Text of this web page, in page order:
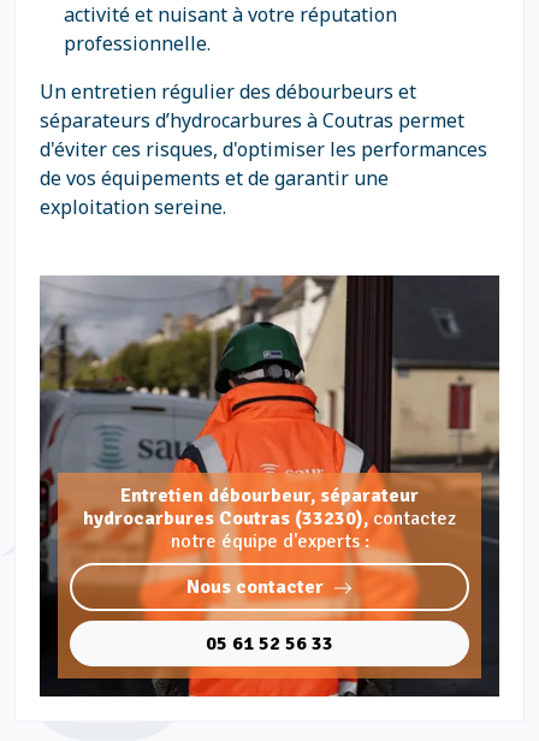
activité et nuisant à votre réputation
professionnelle.
Un entretien régulier des débourbeurs et
séparateurs d’hydrocarbures à Coutras permet
d'éviter ces risques, d'optimiser les performances
de vos équipements et de garantir une
exploitation sereine.
Entretien débourbeur, séparateur
hydrocarbures Coutras (33230), contactez
notre équipe d'experts :
Nous contacter
05 61 52 56 33